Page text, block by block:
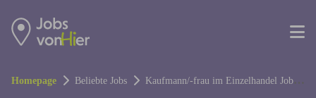
Homepage Beliebte Jobs Kaufmann/-frau im Einzelhandel Jobs